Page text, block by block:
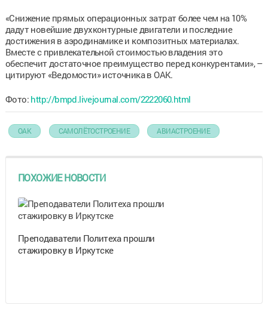
«Снижение прямых операционных затрат более чем на 10%
дадут новейшие двухконтурные двигатели и последние
достижения в аэродинамике и композитных материалах.
Вместе с привлекательной стоимостью владения это
обеспечит достаточное преимущество перед конкурентами», –
цитируют «Ведомости» источника в ОАК.
Фото: http://bmpd.livejournal.com/2222060.html
ОАК САМОЛЁТОСТРОЕНИЕ АВИАСТРОЕНИЕ
ПОХОЖИЕ НОВОСТИ
Преподаватели Политеха прошли
стажировку в Иркутске